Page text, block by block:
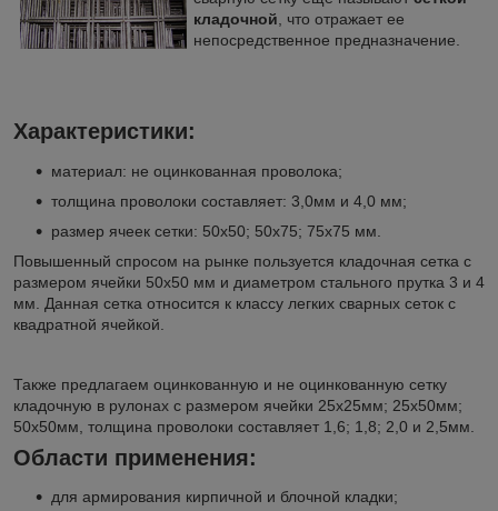
кладочной , что отражает ее
непосредственное предназначение.
Характеристики:
материал: не оцинкованная проволока;
толщина проволоки составляет: 3,0мм и 4,0 мм;
размер ячеек сетки: 50х50; 50х75; 75х75 мм.
Повышенный спросом на рынке пользуется кладочная сетка с
размером ячейки 50х50 мм и диаметром стального прутка 3 и 4
мм. Данная сетка относится к классу легких сварных сеток с
квадратной ячейкой.
Также предлагаем оцинкованную и не оцинкованную сетку
кладочную в рулонах с размером ячейки 25х25мм; 25х50мм;
50х50мм, толщина проволоки составляет 1,6; 1,8; 2,0 и 2,5мм.
Области применения:
для армирования кирпичной и блочной кладки;